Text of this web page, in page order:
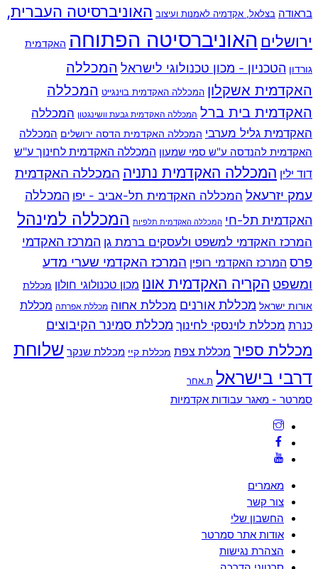
בראודה בצלאל, אקדמיה לאמנות ועיצוב האוניברסיטה העברית,
ירושלים האוניברסיטה הפתוחה האקדמית
גורדון הטכניון - מכון טכנולוגי לישראל המכללה
האקדמית אשקלון המכללה האקדמית בוינגייט המכללה
האקדמית בית ברל המכללה האקדמית גבעת וושינגטון המכללה
האקדמית גליל מערבי המכללה האקדמית הדסה ירושלים המכללה
האקדמית להנדסה ע"ש סמי שמעון המכללה האקדמית לחינוך ע"ש
דוד ילין המכללה האקדמית נתניה המכללה האקדמית
עמק יזרעאל המכללה האקדמית תל-אביב - יפו המכללה
האקדמית תל-חי המכללה האקדמית תלפיות המכללה למינהל
המרכז האקדמי למשפט ולעסקים ברמת גן המרכז האקדמי
פרס המרכז האקדמי רופין המרכז האקדמי שערי מדע
ומשפט הקריה האקדמית אונו מכון טכנולוגי חולון מכללת
אורות ישראל מכללת אורנים מכללת אחוה מכללת אפרתה מכללת
כנרת מכללת לוינסקי לחינוך מכללת סמינר הקיבוצים
מכללת ספיר מכללת צפת מכללת קיי מכללת שנקר שלוחת
דרבי בישראל ת.אחר
Back
Top
סמרטר - מאגר עבודות אקדמיות
מאמרים
צור קשר
החשבון שלי
אודות אתר סמרטר
הצהרת נגישות